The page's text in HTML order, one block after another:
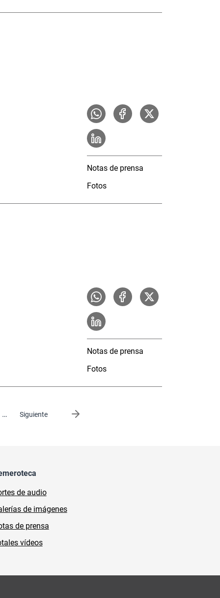
Notas de prensa
Fotos
Notas de prensa
Fotos
… Siguiente
Siguiente página
de audio
de imágenes
de prensa
vídeos